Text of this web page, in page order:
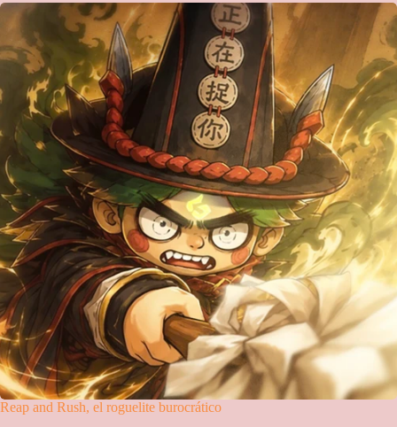
Reap and Rush, el roguelite burocrático